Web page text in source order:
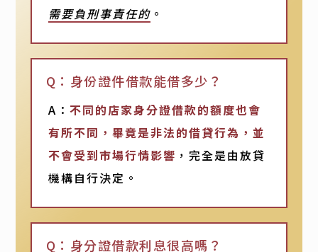
需要負刑事責任的。
Q：身份證件借款能借多少？
A： 不同的店家身分證借款的額度也會
有所不同，畢竟是非法的借貸行為，並
不會受到市場行情影響 ，完全是由放貸
機構自行決定。
Q：身分證借款利息很高嗎？